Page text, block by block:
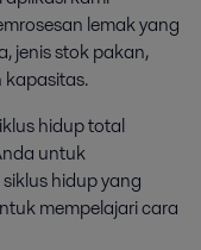
lemak yang
jenis stok pakan,
hidup total
untuk
hidup yang
mempelajari cara